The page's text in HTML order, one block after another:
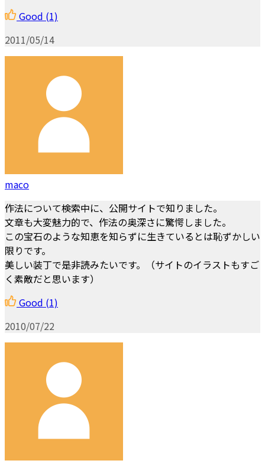
Good (1)
2011/05/14
maco
作法について検索中に、公開サイトで知りました。
文章も大変魅力的で、作法の奥深さに驚愕しました。
この宝石のような知恵を知らずに生きているとは恥ずかしい
限りです。
美しい装丁で是非読みたいです。（サイトのイラストもすご
く素敵だと思います）
Good (1)
2010/07/22